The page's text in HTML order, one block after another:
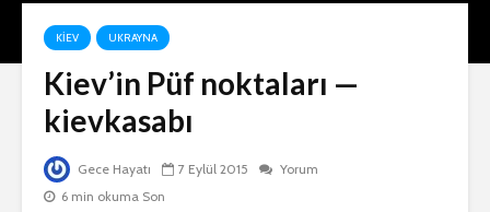
KIEV UKRAYNA
Kiev’in Püf noktaları‏ —
kievkasabı
Gece Hayatı 7 Eylül 2015
Yorum
6 min okuma Son